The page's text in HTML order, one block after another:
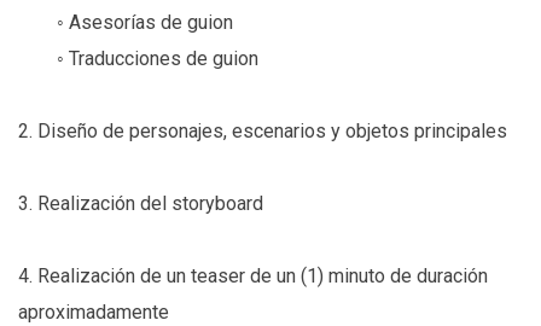
◦ Asesorías de guion
◦ Traducciones de guion
2. Diseño de personajes, escenarios y objetos principales
3. Realización del storyboard
4. Realización de un teaser de un (1) minuto de duración
aproximadamente